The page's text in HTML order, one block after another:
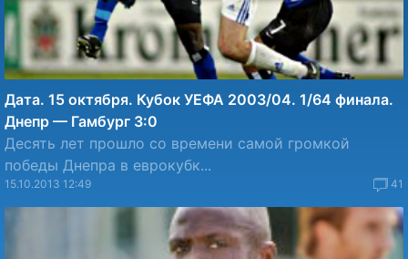
Дата. 15 октября. Кубок УЕФА 2003/04. 1/64 финала.
Днепр — Гамбург 3:0
Десять лет прошло со времени самой громкой
победы Днепра в еврокубк...
15.10.2013 12:49 41